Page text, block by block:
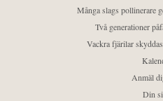
Många slags pollinerare
Två generationer
Vackra fjärilar
Anmäl
Din